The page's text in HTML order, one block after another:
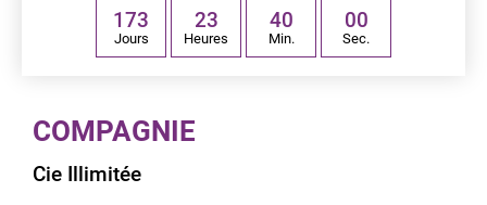
173
Jours
23
Heures
40
Min.
00
Sec.
COMPAGNIE
Cie Illimitée